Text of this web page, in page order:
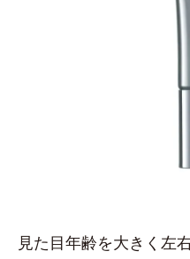
見た目年齢を大きく左